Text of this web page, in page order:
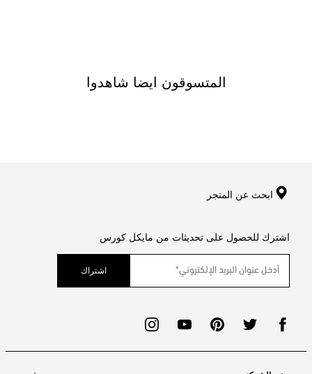
المتسوقون ايضا شاهدوا
ابحث عن المتجر
اشترك للحصول على تحديثات من مايكل كورس
اشتراك